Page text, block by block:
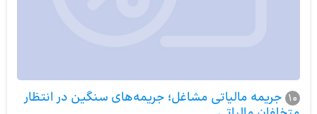
10 جریمه مالیاتی مشاغل؛ جریمه‌های سنگین در انتظار